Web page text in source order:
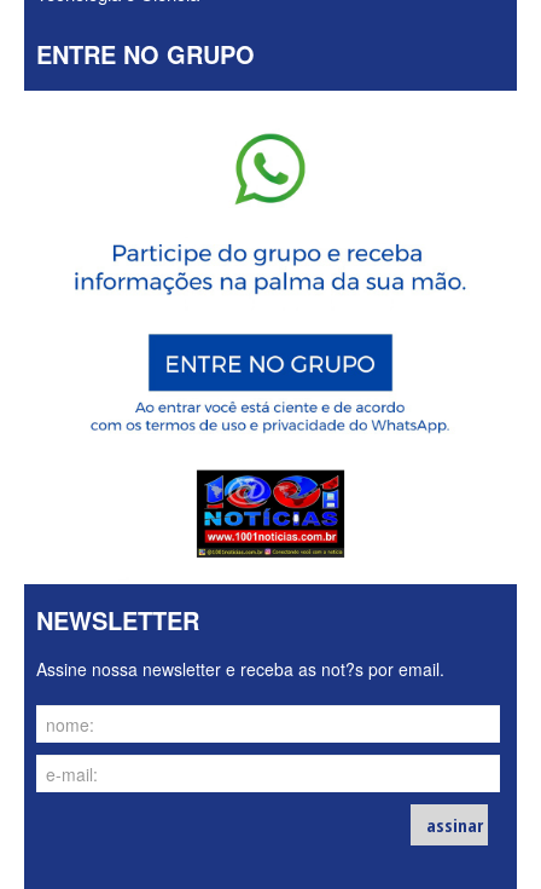
ENTRE NO GRUPO
NEWSLETTER
Assine nossa newsletter e receba as not?s por email.